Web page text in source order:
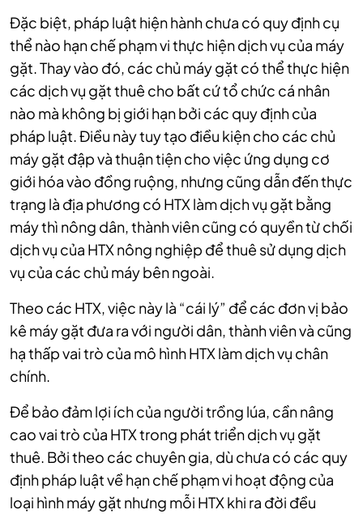
Đặc biệt, pháp luật hiện hành chưa có quy định cụ
thể nào hạn chế phạm vi thực hiện dịch vụ của máy
gặt. Thay vào đó, các chủ máy gặt có thể thực hiện
các dịch vụ gặt thuê cho bất cứ tổ chức cá nhân
nào mà không bị giới hạn bởi các quy định của
pháp luật. Điều này tuy tạo điều kiện cho các chủ
máy gặt đập và thuận tiện cho việc ứng dụng cơ
giới hóa vào đồng ruộng, nhưng cũng dẫn đến thực
trạng là địa phương có HTX làm dịch vụ gặt bằng
máy thì nông dân, thành viên cũng có quyền từ chối
dịch vụ của HTX nông nghiệp để thuê sử dụng dịch
vụ của các chủ máy bên ngoài.
Theo các HTX, việc này là “cái lý” để các đơn vị bảo
kê máy gặt đưa ra với người dân, thành viên và cũng
hạ thấp vai trò của mô hình HTX làm dịch vụ chân
chính.
Để bảo đảm lợi ích của người trồng lúa, cần nâng
cao vai trò của HTX trong phát triển dịch vụ gặt
thuê. Bởi theo các chuyên gia, dù chưa có các quy
định pháp luật về hạn chế phạm vi hoạt động của
loại hình máy gặt nhưng mỗi HTX khi ra đời đều